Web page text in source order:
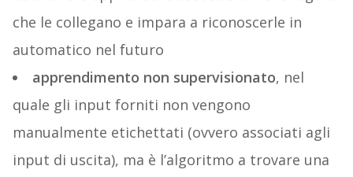
che le collegano e impara a riconoscerle in
automatico nel futuro
apprendimento non supervisionato, nel
quale gli input forniti non vengono
manualmente etichettati (ovvero associati agli
input di uscita), ma è l’algoritmo a trovare una